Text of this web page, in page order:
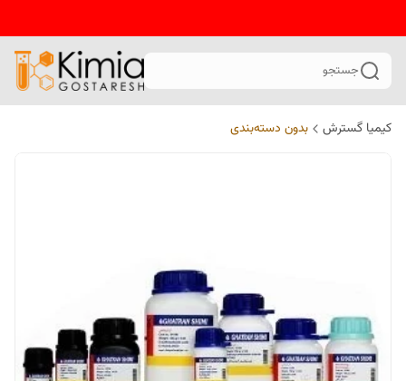
جستجو
کیمیا گسترش بدون دسته‌بندی